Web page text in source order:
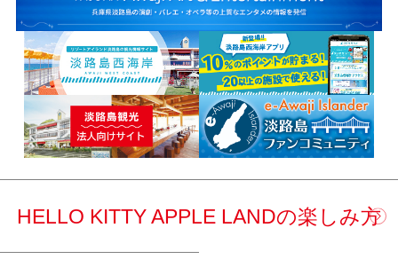
HELLO KITTY APPLE LANDの楽しみ方